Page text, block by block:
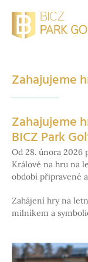
obsah
Zahajujeme
Zahajujeme
BICZ Park
Od 28. února 2026
Králové na hru na
období připravené
Zahájení hry na
milníkem a